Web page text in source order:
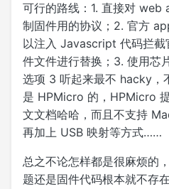
可行的路线：1. 直接对 web
制固件用的协议；2. 官方
以注入 Javascript 代码拦截
件文件进行替换；3. 使用芯
选项 3 听起来最不 hacky，
是 HPMicro 的，HPMicro
文文档哈哈，而且不支持
再加上 USB 映射等方式……
总之不论怎样都是很麻烦的
题还是固件代码根本就不存